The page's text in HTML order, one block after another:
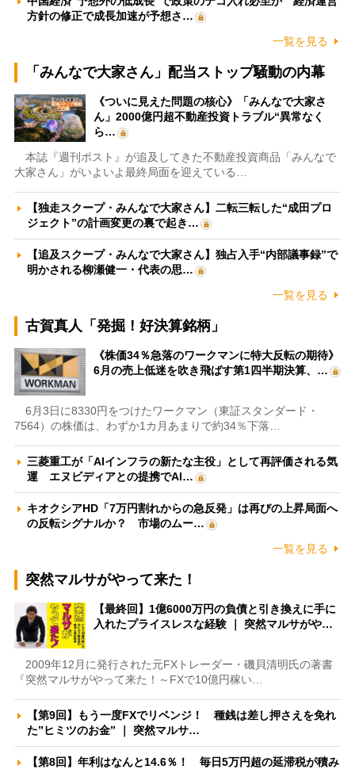
方針の修正で成長加速が予想さ…
一覧を見る
「みんなで大家さん」配当ストップ騒動の内幕
《ついに見えた問題の核心》「みんなで大家さ
ん」2000億円超不動産投資トラブル“異常なく
ら…
本誌『週刊ポスト』が追及してきた不動産投資商品「みんなで
大家さん」がいよいよ最終局面を迎えている…
【独走スクープ・みんなで大家さん】二転三転した“成田プロ
ジェクト”の計画変更の裏で起き…
【追及スクープ・みんなで大家さん】独占入手“内部議事録”で
明かされる柳瀬健一・代表の思…
一覧を見る
古賀真人「発掘！好決算銘柄」
《株価34％急落のワークマンに特大反転の期待》
6月の売上低迷を吹き飛ばす第1四半期決算、…
6月3日に8330円をつけたワークマン（東証スタンダード・
7564）の株価は、わずか1カ月あまりで約34％下落…
三菱重工が「AIインフラの新たな主役」として再評価される気
運 エヌビディアとの提携でAI…
キオクシアHD「7万円割れからの急反発」は再びの上昇局面へ
の反転シグナルか？ 市場のムー…
一覧を見る
突然マルサがやって来た！
【最終回】1億6000万円の負債と引き換えに手に
入れたプライスレスな経験 ｜ 突然マルサがや…
2009年12月に発行された元FXトレーダー・磯貝清明氏の著書
『突然マルサがやって来た！～FXで10億円稼い…
【第9回】もう一度FXでリベンジ！ 種銭は差し押さえを免れ
た”ヒミツのお金” ｜ 突然マルサ…
【第8回】年利はなんと14.6％！ 毎日5万円超の延滞税が積み